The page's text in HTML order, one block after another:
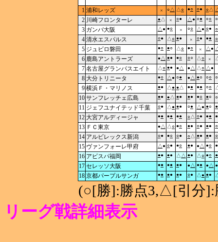
1 浦和レッズ × ○△ △○ ●○ ○● ○△
2 川崎フロンターレ ● △ × ○● △ ● ○● ○○ ○
3 ガンバ大阪 △ ● ●○ × ○○ △ ● ○● ○
4 清水エスパルス ○● △ ○ ●● × ○● ●● ○
5 ジュビロ磐田 ●○ ●○ △○ ●○ × △ ●
6 鹿島アントラーズ ● △ ●● ●○ ○○ △ ○ ×
7 名古屋グランパスエイト △○ ●● ●△ ●△ △○ △ ●
8 大分トリニータ ●○ △ ● ○● ● △ ●○ ○○ ○
9 横浜Ｆ・マリノス ●● △ ● ●△ ●● ●● ○○
10 サンフレッチェ広島 ●● ● △ ●● ●● ●○ ●○ ○
11 ジェフユナイテッド千葉 ○● △ ● ●● ○● △ ● ●○ ●
12 大宮アルディージャ ●● ●● ●● ○△ ○● ●● ●
13 ＦＣ東京 ●△ △○ ●○ ●● ○● ●● ○
14 アルビレックス新潟 ○● ●○ ○● ○△ ●● ●● ○
15 ヴァンフォーレ甲府 △ ● ○● ●○ ●● ●△ ●○ ●
16 アビスパ福岡 ●● ●● △ △ ●● △○ ●○ ●
17 セレッソ大阪 ●● ●● ●● ●△ ●● ●△ ●
18 京都パープルサンガ ●● ●● ●● ○● △ ● ●●
(○[勝]:勝点3,△[引分]:
リーグ戦詳細表示